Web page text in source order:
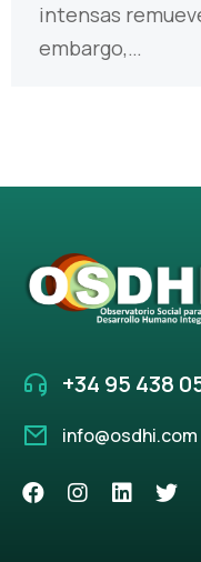
intensas
embargo,…
+34 95 438
info@osdhi.com